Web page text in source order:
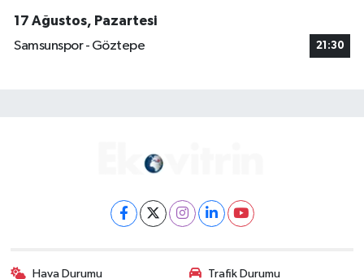
17 Ağustos, Pazartesi
Samsunspor - Göztepe
21:30
Hava Durumu Trafik Durumu